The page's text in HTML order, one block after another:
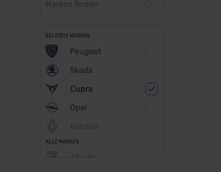
BELIEBTE MARKEN
Peugeot
Skoda
Cupra
Opel
Renault
ALLE MARKEN
Abarth